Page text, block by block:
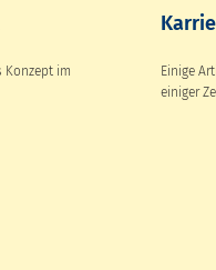
Konzept im
Einige
einiger